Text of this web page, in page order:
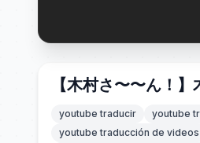
【木村さ〜〜ん！
youtube traducir youtube
youtube traducción de videos